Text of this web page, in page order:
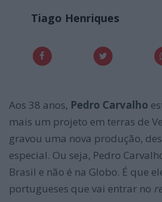
Tiago Henriques
Aos 38 anos, Pedro Carvalho
mais um projeto em terras de
gravou uma nova produção,
especial. Ou seja, Pedro
Brasil e não é na Globo. É que
portugueses que vai entrar no